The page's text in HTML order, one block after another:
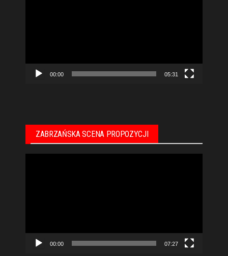
00:00 05:31
ZABRZAŃSKA SCENA PROPOZYCJI
00:00 07:27